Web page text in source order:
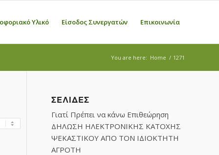
Υλικό Είσοδος Συνεργατών Επικοινωνία
You are here: Home / 1271
ΣΕΛΊΔΕΣ
Γιατί Πρέπει να κάνω Επιθεώρηση
ΔΗΛΩΣΗ ΗΛΕΚΤΡΟΝΙΚΗΣ ΚΑΤΟΧΗΣ
ΨΕΚΑΣΤΙΚΟΥ ΑΠΟ ΤΟΝ ΙΔΙΟΚΤΗΤΗ
ΑΓΡΟΤΗ